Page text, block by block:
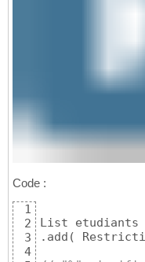
Code :
1
2
3
4
List etudiants
.add (